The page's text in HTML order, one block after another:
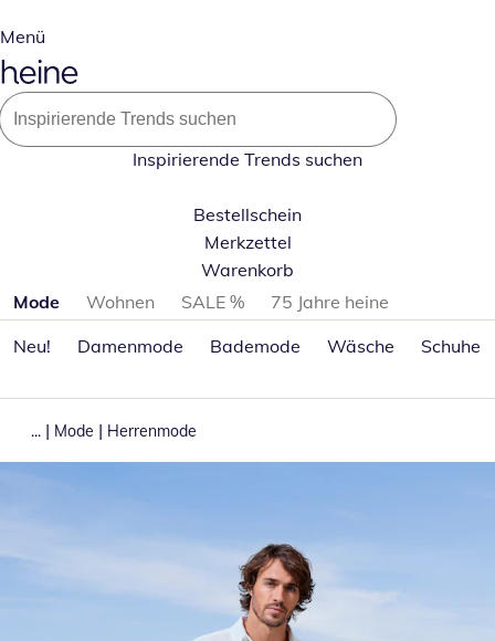
Menü
Inspirierende Trends suchen
Bestellschein
Merkzettel
Warenkorb
Produktkategorien überspringen
Mode Wohnen SALE %
75 Jahre heine
Neu!
Damenmode Bademode Wäsche Schuhe
... | Mode | Herrenmode